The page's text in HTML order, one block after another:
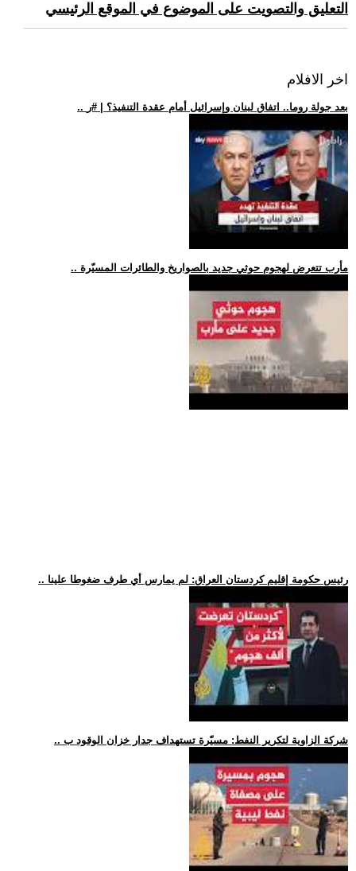
التعليق والتصويت على الموضوع في الموقع الرئيسي
اخر الافلام
.. بعد جولة روما.. اتفاق لبنان وإسرائيل أمام عقدة التنفيذ؟ | #ر
.. مأرب تتعرض لهجوم حوثي جديد بالصواريخ والطائرات المسيّرة
.. رئيس حكومة إقليم كردستان العراق: لم يمارس أي طرف ضغوطا علينا
.. شركة الزاوية لتكرير النفط: مسيّرة تستهداف جدار خزان الوقود ب